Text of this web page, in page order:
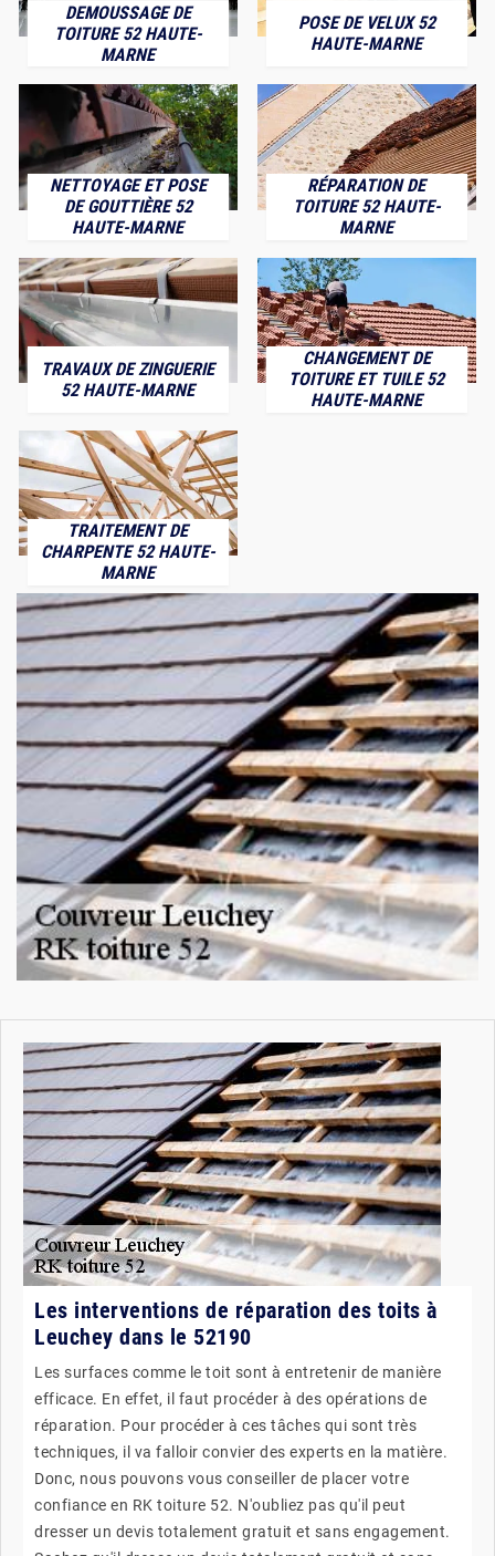
DEMOUSSAGE DE
TOITURE 52 HAUTE-
MARNE
POSE DE VELUX 52
HAUTE-MARNE
NETTOYAGE ET POSE
DE GOUTTIÈRE 52
HAUTE-MARNE
RÉPARATION DE
TOITURE 52 HAUTE-
MARNE
TRAVAUX DE ZINGUERIE
52 HAUTE-MARNE
CHANGEMENT DE
TOITURE ET TUILE 52
HAUTE-MARNE
TRAITEMENT DE
CHARPENTE 52 HAUTE-
MARNE
Les interventions de réparation des toits à
Leuchey dans le 52190
Les surfaces comme le toit sont à entretenir de manière
efficace. En effet, il faut procéder à des opérations de
réparation. Pour procéder à ces tâches qui sont très
techniques, il va falloir convier des experts en la matière.
Donc, nous pouvons vous conseiller de placer votre
confiance en RK toiture 52. N'oubliez pas qu'il peut
dresser un devis totalement gratuit et sans engagement.